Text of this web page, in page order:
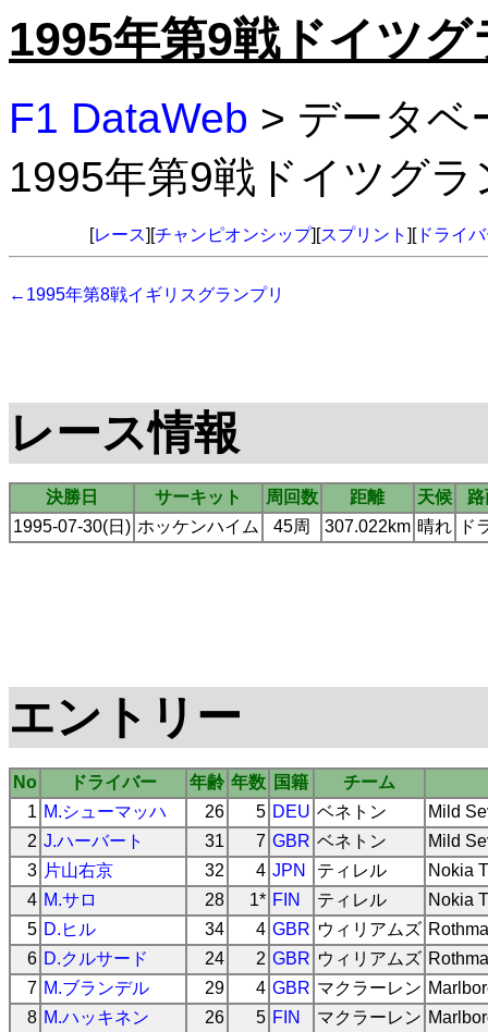
1995年第9戦ドイツ
F1 DataWeb > データ
1995年第9戦ドイツグ
[レース][チャンピオンシップ][スプリント ][ドライ
←1995年第8戦イギリスグランプリ
レース情報
決勝日 サーキット 周回数 距離 天候
1995-07-30(日) ホッケンハイム 45周 307.022km 晴れ ド
エントリー
No ドライバー 年齢 年数 国籍
チーム
1 M.シューマッハ 26 5 DEU ベネトン
Mild
2 J.ハーバート 31 7 GBR ベネトン
Mild
3 片山右京 32 4 JPN ティレル
Nokia
4 M.サロ 28 1* FIN ティレル
Nokia
5 D.ヒル 34 4 GBR ウィリアムズ
6 D.クルサード 24 2 GBR ウィリアムズ
7 M.ブランデル 29 4 GBR マクラーレン
8 M.ハッキネン 26 5 FIN マクラーレン